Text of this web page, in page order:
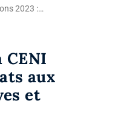
2023 :…
CENI
aux
et